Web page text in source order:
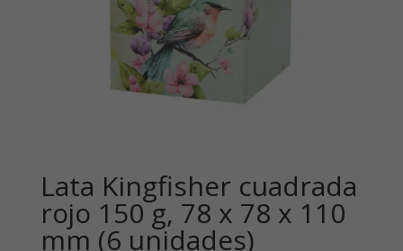
Lata Kingfisher cuadrada
rojo 150 g, 78 x 78 x 110
mm (6 unidades)